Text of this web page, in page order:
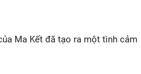
Ma Kết đã tạo ra một tình cảm